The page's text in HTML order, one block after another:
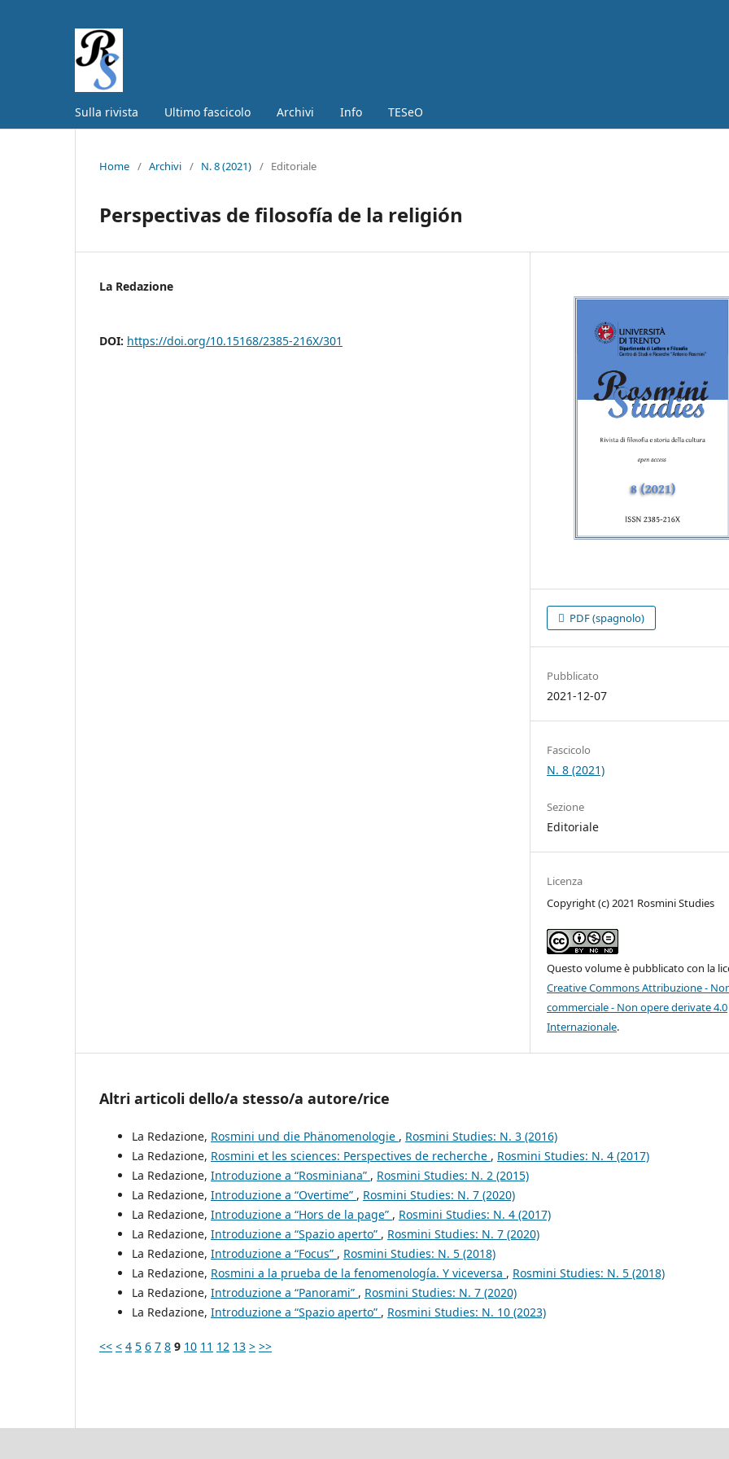
Sulla rivista Ultimo fascicolo Archivi Info TESeO
Home / Archivi / N. 8 (2021) / Editoriale
Perspectivas de filosofía de la religión
La Redazione
DOI: https://doi.org/10.15168/2385-216X/301
PDF (spagnolo)
Pubblicato
2021-12-07
Fascicolo
N. 8 (2021)
Sezione
Editoriale
Licenza
Copyright (c) 2021 Rosmini Studies
Questo volume è pubblicato con la
Creative Commons Attribuzione -
commerciale - Non opere derivate 4.0
Internazionale.
Altri articoli dello/a stesso/a autore/rice
La Redazione, Rosmini und die Phänomenologie , Rosmini Studies: N. 3 (2016)
La Redazione, Rosmini et les sciences: Perspectives de recherche , Rosmini Studies: N. 4 (2017)
La Redazione, Introduzione a “Rosminiana” , Rosmini Studies: N. 2 (2015)
La Redazione, Introduzione a “Overtime” , Rosmini Studies: N. 7 (2020)
La Redazione, Introduzione a “Hors de la page” , Rosmini Studies: N. 4 (2017)
La Redazione, Introduzione a “Spazio aperto” , Rosmini Studies: N. 7 (2020)
La Redazione, Introduzione a “Focus” , Rosmini Studies: N. 5 (2018)
La Redazione, Rosmini a la prueba de la fenomenología. Y viceversa , Rosmini Studies: N. 5 (2018)
La Redazione, Introduzione a “Panorami” , Rosmini Studies: N. 7 (2020)
La Redazione, Introduzione a “Spazio aperto” , Rosmini Studies: N. 10 (2023)
<< < 4 5 6 7 8 9 10 11 12 13 > >>